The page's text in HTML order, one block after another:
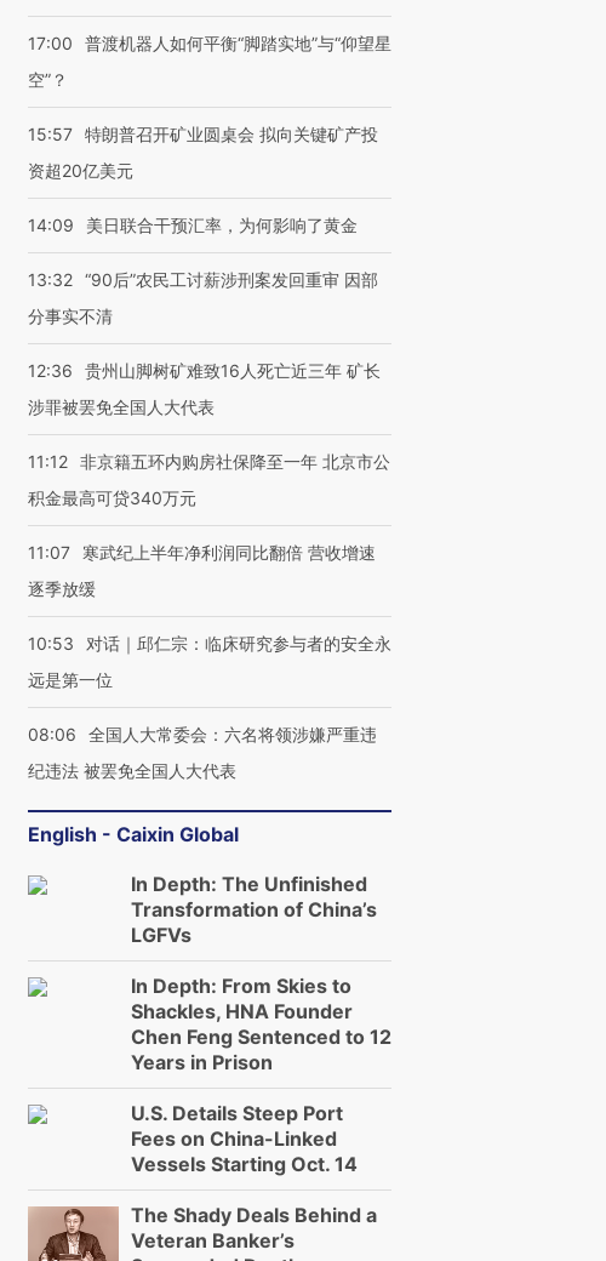
17:00
普渡机器人如何平衡“脚踏实地”与“仰望星
空”？
15:57 特朗普召开矿业圆桌会 拟向关键矿产投
资超20亿美元
14:09 美日联合干预汇率，为何影响了黄金
13:32 “90后”农民工讨薪涉刑案发回重审 因部
分事实不清
12:36
贵州山脚树矿难致16人死亡近三年 矿长
涉罪被罢免全国人大代表
11:12 非京籍五环内购房社保降至一年 北京市公
积金最高可贷340万元
11:07
寒武纪上半年净利润同比翻倍 营收增速
逐季放缓
10:53
对话｜邱仁宗：临床研究参与者的安全永
远是第一位
08:06
全国人大常委会：六名将领涉嫌严重违
纪违法 被罢免全国人大代表
English - Caixin Global
In Depth: The Unfinished
Transformation of China’s
LGFVs
In Depth: From Skies to
Shackles, HNA Founder
Chen Feng Sentenced to 12
Years in Prison
U.S. Details Steep Port
Fees on China-Linked
Vessels Starting Oct. 14
The Shady Deals Behind a
Veteran Banker’s